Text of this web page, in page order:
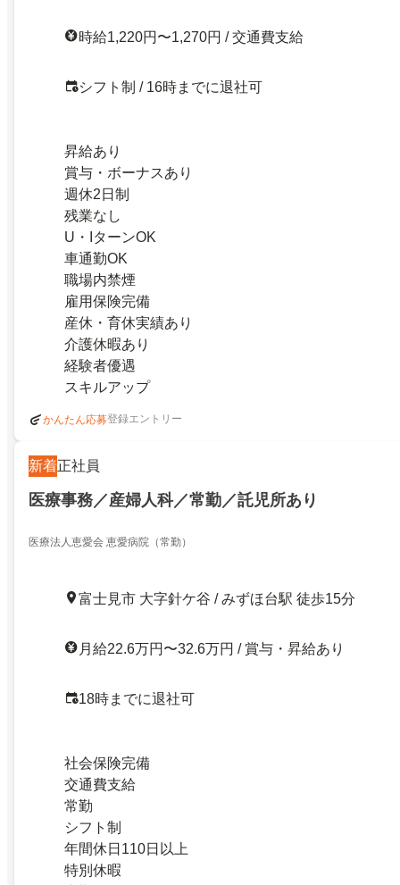
時給1,220円〜1,270円 / 交通費支給
シフト制 / 16時までに退社可
昇給あり
賞与・ボーナスあり
週休2日制
残業なし
U・IターンOK
車通勤OK
職場内禁煙
雇用保険完備
産休・育休実績あり
介護休暇あり
経験者優遇
スキルアップ
かんたん応募登録エントリー
新着正社員
医療事務／産婦人科／常勤／託児所あり
医療法人恵愛会 恵愛病院（常勤）
富士見市 大字針ケ谷 / みずほ台駅 徒歩15分
月給22.6万円〜32.6万円 / 賞与・昇給あり
18時までに退社可
社会保険完備
交通費支給
常勤
シフト制
年間休日110日以上
特別休暇